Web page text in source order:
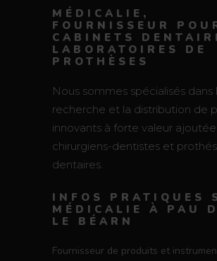
MÉDICALIE,
FOURNISSEUR
CABINETS
LABORATOIRES DE
PROTHÈSES
Nous sommes spécialisés dans
recherche et la distribution de
innovants à forte valeur
chirurgiens-dentistes et
dentaires.
INFOS PRATIQUES
MÉDICALIE À PAU
LE BÉARN
Fournisseur de produits et